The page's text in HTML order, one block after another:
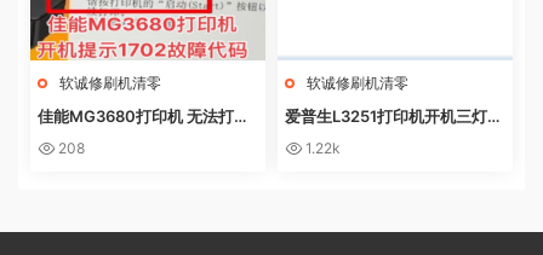
软诚修刷机清零
佳能MG3680打印机 无法打印
电脑提示错误代码5B02 废墨收
208
软诚修刷机清零
爱普生L3251打印机开机三灯长
亮 无自检动作
1.22k